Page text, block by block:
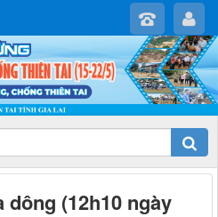
(12h10 ngày